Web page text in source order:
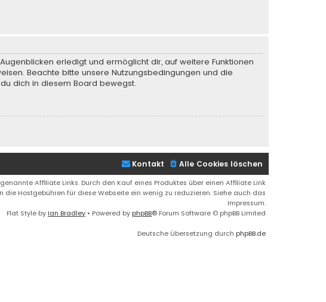
erledigt und ermöglicht dir, auf weitere Funktionen
Beachte bitte unsere Nutzungsbedingungen und die
dich in diesem Board bewegst.
Alle Cookies löschen
Kontakt
Affiliate Links. Durch den Kauf eines Produktes über einen Affiliate Link
Hostgebühren für diese Webseite ein wenig zu reduzieren. Siehe auch das
Impressum.
Flat Style by Ian Bradley • Powered by phpBB® Forum Software © phpBB Limited
Deutsche Übersetzung durch phpBB.de